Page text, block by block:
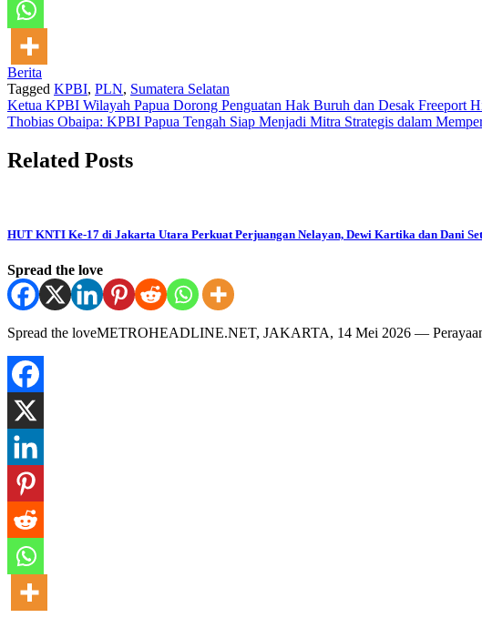
Berita
Tagged KPBI, PLN, Sumatera Selatan
Post
navigation
Ketua KPBI Wilayah Papua Dorong Penguatan Hak Buruh dan Desak Freeport
Thobias Obaipa: KPBI Papua Tengah Siap Menjadi Mitra Strategis dalam
Related Posts
HUT KNTI Ke-17 di Jakarta Utara Perkuat Perjuangan Nelayan, Dewi Kartika dan Dani
Spread the love
Spread the loveMETROHEADLINE.NET, JAKARTA, 14 Mei 2026 —